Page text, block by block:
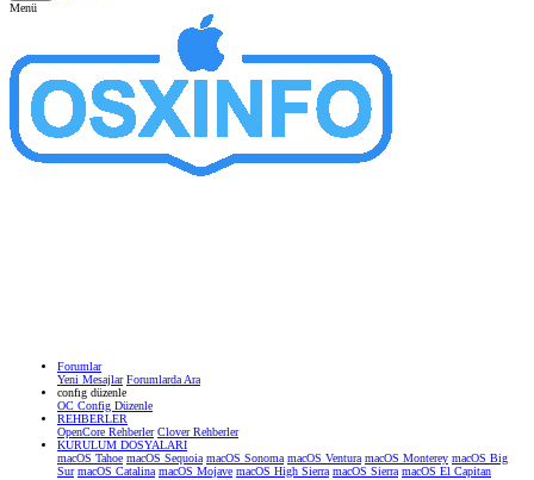
Menü
Forumlar
Yeni Mesajlar Forumlarda Ara
confıg düzenle
OC Config Düzenle
REHBERLER
OpenCore Rehberler Clover Rehberler
KURULUM DOSYALARI
macOS Tahoe macOS Sequoia macOS Sonoma macOS Ventura macOS Monterey macOS Big
Sur macOS Catalina macOS Mojave macOS High Sierra macOS Sierra macOS El Capitan